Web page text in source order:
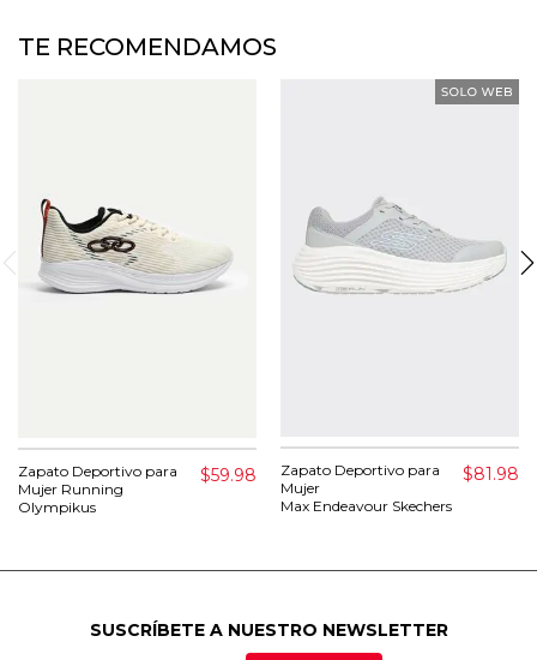
TE RECOMENDAMOS
Zapato Deportivo para
Mujer Running
Olympikus
$59.98
Zapato Deportivo para
Mujer
Max Endeavour Skechers
$81.98
SUSCRÍBETE A NUESTRO NEWSLETTER